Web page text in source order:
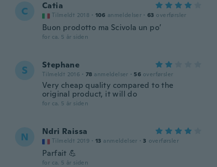
C Catia
Tilmeldt 2018 · 106 anmeldelser · 63 overførsler
Buon prodotto ma Scivola un po’
for ca. 5 år siden
S Stephane
Tilmeldt 2016 · 78 anmeldelser · 56 overførsler
Very cheap quality compared to the
original product, it will do
for ca. 5 år siden
N Ndri Raissa
Tilmeldt 2019 · 13 anmeldelser · 3 overførsler
Parfait 💪
for ca. 5 år siden